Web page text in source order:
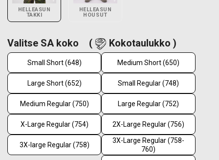
HELLEASUN
TAKKI
HELLEASUN
HOUSUT
Valitse SA koko ( Kokotaulukko )
Small Short (648) Medium Short (650)
Large Short (652) Small Regular (748)
Medium Regular (750) Large Regular (752)
X-Large Regular (754) 2X-Large Regular (756)
3X-large Regular (758)
3X-Large Regular (758-
760)